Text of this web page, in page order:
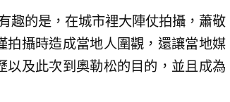
的是，在城市裡大陣仗拍攝，蕭敬
拍攝時造成當地人圍觀，還讓當地媒
以及此次到奧勒松的目的，並且成為